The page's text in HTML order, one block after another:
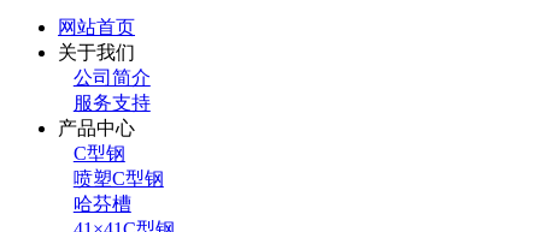
网站首页
关于我们
公司简介
服务支持
产品中心
C型钢
喷塑C型钢
哈芬槽